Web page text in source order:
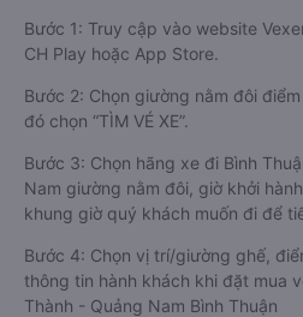
Bước 1: Truy cập vào website
CH Play hoặc App Store.
Bước 2: Chọn giường nằm đôi
đó chọn “TÌM VÉ XE”.
Bước 3: Chọn hãng xe đi Bình
Nam giường nằm đôi, giờ khởi
khung giờ quý khách muốn đi để
Bước 4: Chọn vị trí/giường ghế,
thông tin hành khách khi đặt mua
Thành - Quảng Nam Bình Thuận